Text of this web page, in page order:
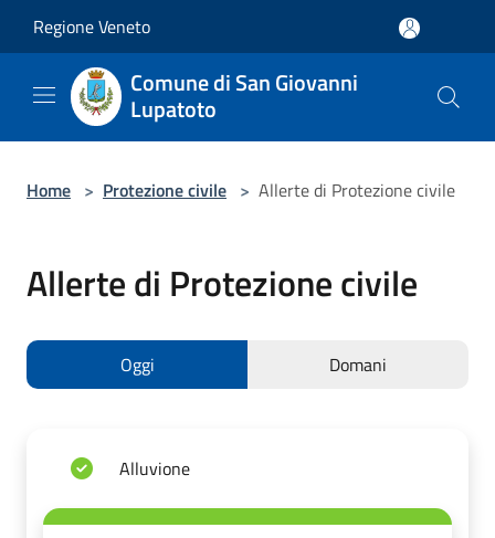
Regione Veneto
Comune di San Giovanni
Lupatoto
Home > Protezione civile > Allerte di Protezione civile
Allerte di Protezione civile
Oggi Domani
Alluvione